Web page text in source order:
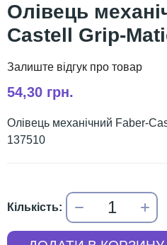
Олівець
Castell Grip-
54,30 грн.
Олівець механічний Faber-
137510